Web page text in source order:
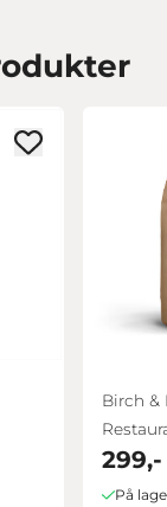
Birch &
299,-
På